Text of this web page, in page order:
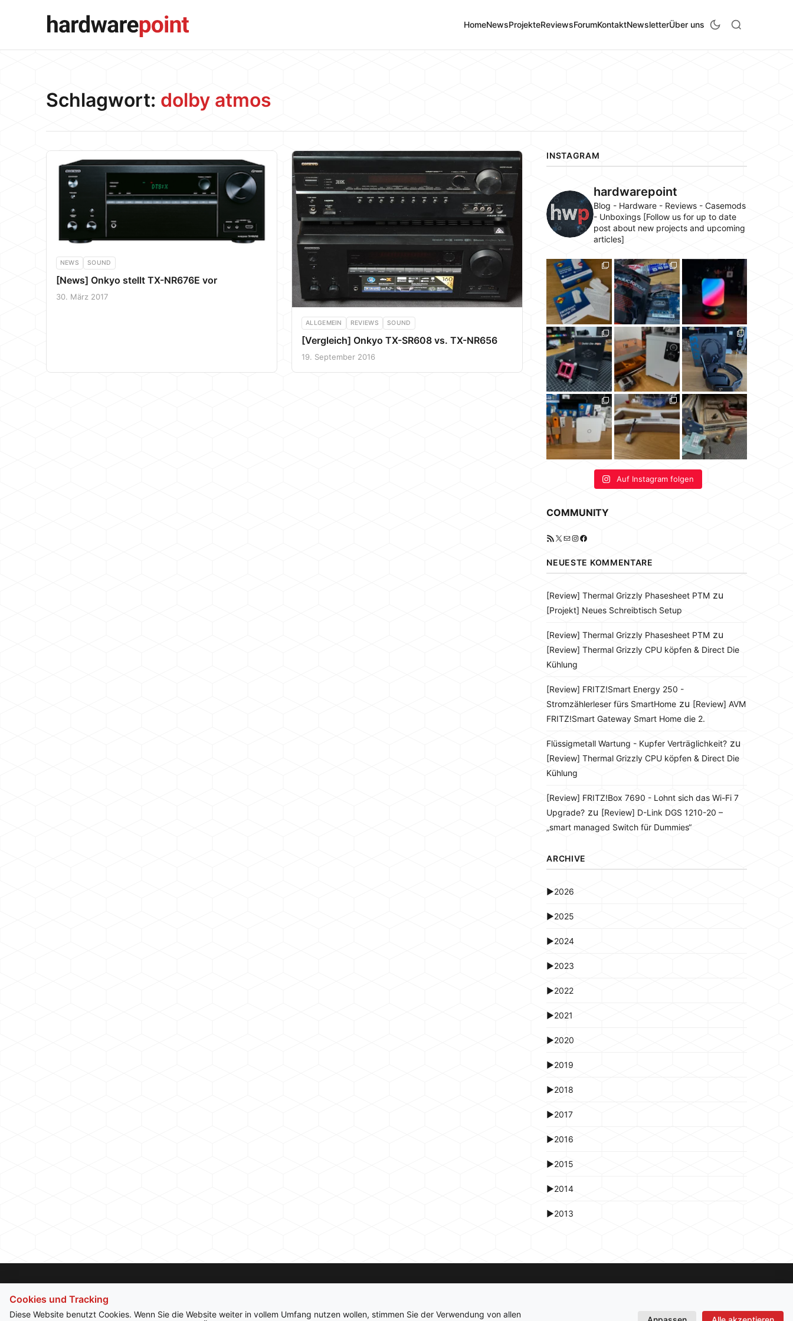
HomeNewsProjekteReviewsForumKontaktNewsletterÜber uns
Schlagwort: dolby atmos
NEWS SOUND
[News] Onkyo stellt TX-NR676E vor
30. März 2017
ALLGEMEIN REVIEWS SOUND
[Vergleich] Onkyo TX-SR608 vs. TX-NR656
19. September 2016
INSTAGRAM
hardwarepoint
Blog - Hardware - Reviews - Casemods
- Unboxings [Follow us for up to date
post about new projects and upcoming
articles]
Auf Instagram folgen
COMMUNITY
RSS-Feed
X E-MailInstagram
Facebook
NEUESTE KOMMENTARE
[Review] Thermal Grizzly Phasesheet PTM zu
[Projekt] Neues Schreibtisch Setup
[Review] Thermal Grizzly Phasesheet PTM zu
[Review] Thermal Grizzly CPU köpfen & Direct Die
Kühlung
[Review] FRITZ!Smart Energy 250 -
Stromzählerleser fürs SmartHome zu [Review] AVM
FRITZ!Smart Gateway Smart Home die 2.
Flüssigmetall Wartung - Kupfer Verträglichkeit? zu
[Review] Thermal Grizzly CPU köpfen & Direct Die
Kühlung
[Review] FRITZ!Box 7690 - Lohnt sich das Wi-Fi 7
Upgrade? zu [Review] D-Link DGS 1210-20 –
„smart managed Switch für Dummies“
ARCHIVE
►2026
►2025
►2024
►2023
►2022
►2021
►2020
►2019
►2018
►2017
►2016
►2015
►2014
►2013
Cookies und Tracking
Diese Website benutzt Cookies. Wenn Sie die Website weiter in vollem Umfang nutzen wollen, stimmen Sie der Verwendung von allen